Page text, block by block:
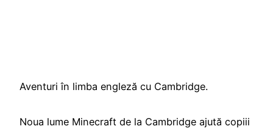
Aventuri în limba engleză cu Cambridge.
Noua lume Minecraft de la Cambridge ajută copiii